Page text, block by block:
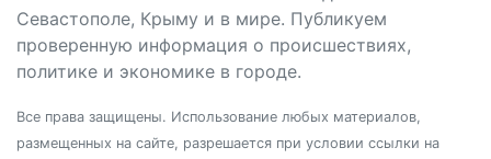
Севастополе, Крыму и в мире. Публикуем
проверенную информация о происшествиях,
политике и экономике в городе.
Все права защищены. Использование любых материалов,
размещенных на сайте, разрешается при условии ссылки на